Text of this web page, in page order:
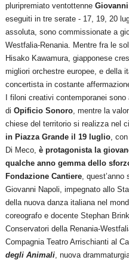
pluripremiato ventottenne
eseguiti in tre serate - 17, 19, 20
assoluta, sono commissionate a
Westfalia-Renania. Mentre fra le
Hisako Kawamura, giapponese
migliori orchestre europee, e della
concertista in costante
I filoni creativi contemporanei
diOpificio Sonoro , mentre la
chiese del territorio si realizza nel
in Piazza Grande il 19 luglio ,
Di Meco, è protagonista la
qualche anno gemma dello
Fondazione Cantiere ,
Giovanni Napoli, impegnato allo
della nuova danza italiana nel
coreografo e docente Stephan
Conservatori della Renania-
Compagnia Teatro Arrischianti al
degli Animali , nuova